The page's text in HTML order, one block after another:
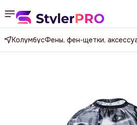
КолумбусФены, фен-щетки,